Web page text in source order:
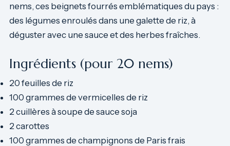
nems, ces beignets fourrés emblématiques du pays :
des légumes enroulés dans une galette de riz, à
déguster avec une sauce et des herbes fraîches.
Ingrédients (pour 20 nems)
20 feuilles de riz
100 grammes de vermicelles de riz
2 cuillères à soupe de sauce soja
2 carottes
100 grammes de champignons de Paris frais